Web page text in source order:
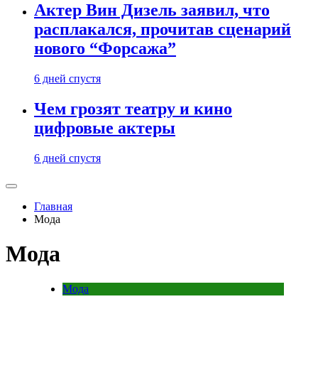
Актер Вин Дизель заявил, что
расплакался, прочитав сценарий
нового “Форсажа”
6 дней спустя
Чем грозят театру и кино
цифровые актеры
6 дней спустя
Главная
Мода
Мода
Мода